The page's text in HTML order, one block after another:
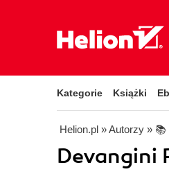
Kategorie Książki
Helion.pl » Autorzy » 📚
Devangini